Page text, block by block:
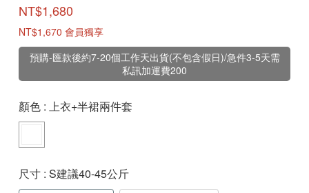
NT$1,680
NT$1,670 會員獨享
預購-匯款後約7-20個工作天出貨(不包含假日)/急件3-5天需
私訊加運費200
顏色 : 上衣+半裙兩件套
尺寸 : S建議40-45公斤